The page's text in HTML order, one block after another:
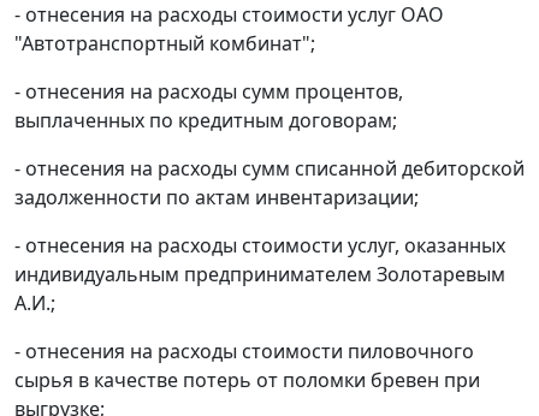
- отнесения на расходы стоимости услуг ОАО
"Автотранспортный комбинат";
- отнесения на расходы сумм процентов,
выплаченных по кредитным договорам;
- отнесения на расходы сумм списанной дебиторской
задолженности по актам инвентаризации;
- отнесения на расходы стоимости услуг, оказанных
индивидуальным предпринимателем Золотаревым
А.И.;
- отнесения на расходы стоимости пиловочного
сырья в качестве потерь от поломки бревен при
выгрузке;